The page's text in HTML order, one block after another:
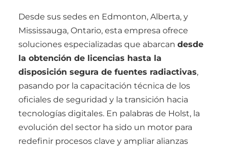
Desde sus sedes en Edmonton, Alberta, y
Mississauga, Ontario, esta empresa ofrece
soluciones especializadas que abarcan desde
la obtención de licencias hasta la
disposición segura de fuentes radiactivas,
pasando por la capacitación técnica de los
oficiales de seguridad y la transición hacia
tecnologías digitales. En palabras de Holst, la
evolución del sector ha sido un motor para
redefinir procesos clave y ampliar alianzas